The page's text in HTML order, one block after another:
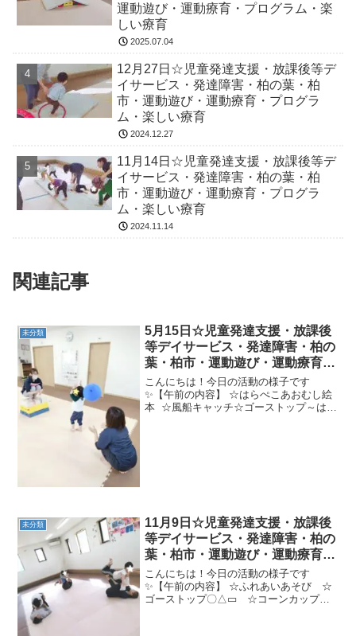
運動遊び・運動療育・プログラム・楽
しい療育
2025.07.04
12月27日☆児童発達支援・放課後等デ
イサービス・発達障害・柏の葉・柏
市・運動遊び・運動療育・プログラ
ム・楽しい療育
2024.12.27
11月14日☆児童発達支援・放課後等デ
イサービス・発達障害・柏の葉・柏
市・運動遊び・運動療育・プログラ
ム・楽しい療育
2024.11.14
関連記事
未分類
5月15日☆児童発達支援・放課後
等デイサービス・発達障害・柏の
葉・柏市・運動遊び・運動療育・
プログラム・楽しい療育
こんにちは！今日の活動の様子です
✨【午前の内容】 ☆はらぺこあおむし絵
本 ☆風船キャッチ☆ゴーストップ～はら
未分類
11月9日☆児童発達支援・放課後
等デイサービス・発達障害・柏の
葉・柏市・運動遊び・運動療育・
プログラム・楽しい療育
こんにちは！今日の活動の様子です
✨【午前の内容】 ☆ふれあいあそび ☆
ゴーストップ〇△▭ ☆コーンカップ障